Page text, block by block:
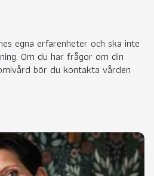
egna erfarenheter och ska inte
Om du har frågor om din
bör du kontakta vården